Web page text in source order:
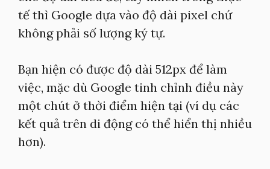
tế thì Google dựa vào độ dài pixel chứ
không phải số lượng ký tự.
Bạn hiện có được độ dài 512px để làm
việc, mặc dù Google tinh chỉnh điều này
một chút ở thời điểm hiện tại (ví dụ các
kết quả trên di động có thể hiển thị nhiều
hơn).